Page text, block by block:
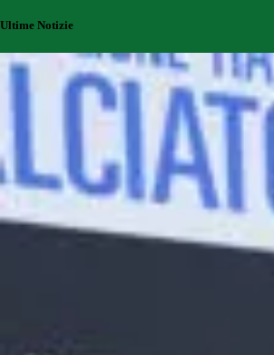
Ultime Notizie